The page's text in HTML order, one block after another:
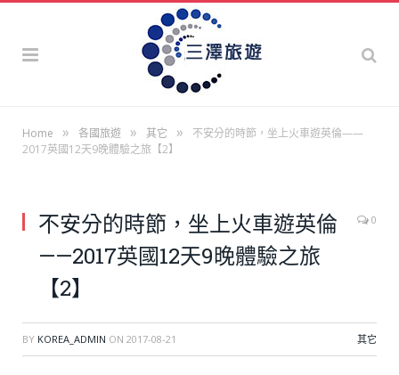
Home » 各國旅遊 » 其它 »
不安分的時節，坐上火車遊英倫——
2017英國12天9晚體驗之旅【2】
不安分的時節，坐上火車遊英倫
——2017英國12天9晚體驗之旅
【2】
0
BY KOREA_ADMIN ON 2017-08-21 其它